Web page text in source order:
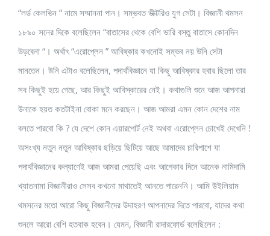
“লর্ড কেলভিন ” নামে সম্মাননা পান। সম্ভবত ভীক্টরিও যুগ সেটা। বিজ্ঞানী থমসন
১৮৯০ সনের দিকে বলেছিলেন “বাতাসের থেকে বেশি ভারি বস্তু বাতাসে কোনদিন
উড়বেনা “। অর্থাৎ “এরোপ্লেন ” আবিষ্কার কখনোই সম্ভব নয় উনি সেটা
মানতেন। উনি এটাও বলেছিলেন, পদার্থবিজ্ঞানে যা কিছু আবিষ্কার হবার ছিলো তার
সব কিছুই হয়ে গেছে, আর কিছুই আবিস্কারের নেই। কথাগুলি শুনে আজ আপনারা
উনাকে হয়ত কতটাইনা বোকা মনে করছেন। আজ আমরা এমন কোন দেশের নাম
বলতে পারবো কি ? যে দেশে কোন এয়ারপোর্ট নেই অথবা এরোপ্লেন চোখেই দেখেনি !
অসংখ্য নতুন নতুন আবিষ্কার ছড়িয়ে ছিটিয়ে আছে আমাদের চারিপাশে যা
পদার্থবিজ্ঞানের কল্যাণেই আজ আমরা পেয়েছি এবং আগেকার দিনে আনেক নামিদামি
খ্যাতনামা বিজ্ঞানীরাও সেসব কখনো মাথাতেই আনতে পারেননি। আমি উইলিয়াম
থমসনের মতো আরো কিছু বিজ্ঞানীদের উদাহরণ আপনাদের দিতে পারবো, যাদের কথা
শুনলে আরো বেশি হতবাক হবেন। যেমন, বিজ্ঞানী রাদারফোর্ড বলেছিলেন :